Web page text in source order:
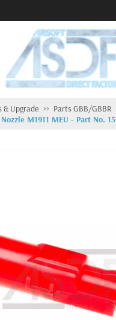
& Upgrade
Parts GBB/GBBR
M1911 MEU - Part No. 15